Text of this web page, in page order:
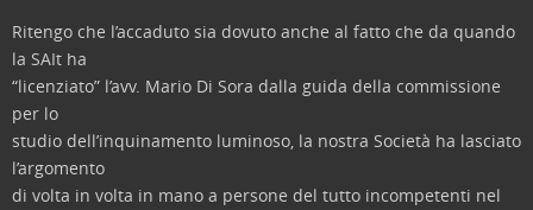
Ritengo che l’accaduto sia dovuto anche al fatto che da quando
la SAIt ha
“licenziato” l’avv. Mario Di Sora dalla guida della commissione
per lo
studio dell’inquinamento luminoso, la nostra Società ha lasciato
l’argomento
di volta in volta in mano a persone del tutto incompetenti nel